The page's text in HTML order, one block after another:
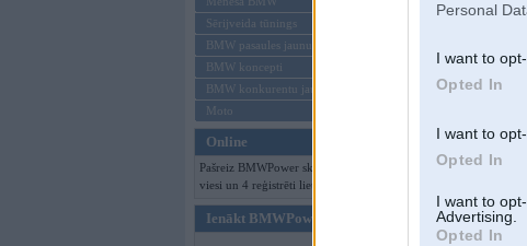
Personal
I want to
Opted In
I want to
Opted In
I want to
Advertising.
Opted In
Sērijveida tūnings
BMW pasaules jaunumi
BMW koncepti
BMW konkurentu jaunumi
Moto
Online
Pašreiz BMWPower skatās 206
viesi un 4 reģistrēti lietotāji.
Ienākt BMWPower